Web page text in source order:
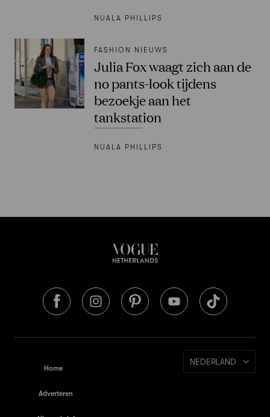
NUALA PHILLIPS
FASHION NIEUWS
Julia Fox waagt zich aan de
no pants-look tijdens
bezoekje aan het
tankstation
NUALA PHILLIPS
Home
Adverteren
NEDERLAND